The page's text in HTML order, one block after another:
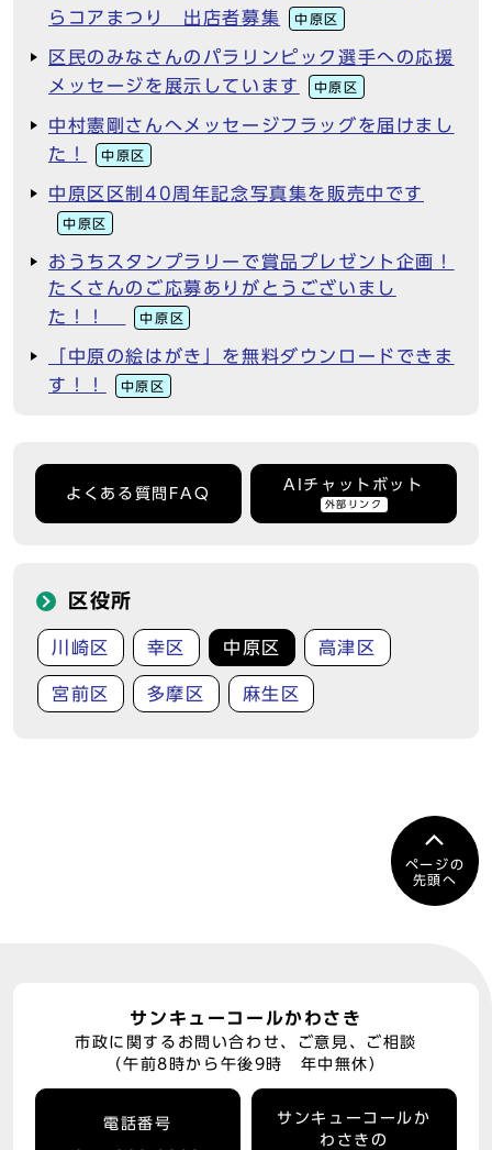
らコアまつり 出店者募集
中原区
区民のみなさんのパラリンピック選手への応援
メッセージを展示しています
中原区
中村憲剛さんへメッセージフラッグを届けまし
た！
中原区
中原区区制40周年記念写真集を販売中です
中原区
おうちスタンプラリーで賞品プレゼント企画！
たくさんのご応募ありがとうございまし
た！！
中原区
「中原の絵はがき」を無料ダウンロードできま
す！！
中原区
よくある質問FAQ
AIチャットボット
外部リンク
区役所
川崎区 幸区 中原区 高津区
宮前区 多摩区 麻生区
ページの
先頭へ
サンキューコールかわさき
市政に関するお問い合わせ、ご意見、ご相談
（午前8時から午後9時 年中無休）
電話番号
サンキューコールか
わさきの